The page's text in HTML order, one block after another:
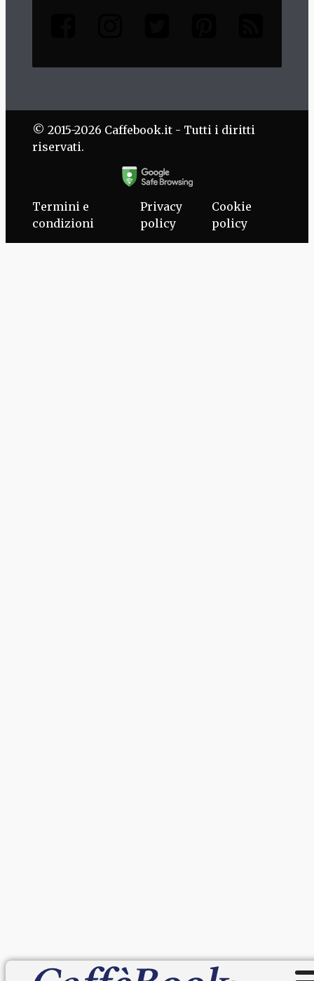
© 2015-2026 Caffebook.it - Tutti i diritti
riservati.
Termini e
condizioni
Privacy
policy
Cookie
policy